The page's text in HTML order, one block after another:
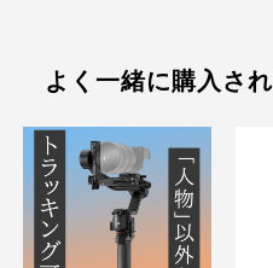
よく一緒に購入さ